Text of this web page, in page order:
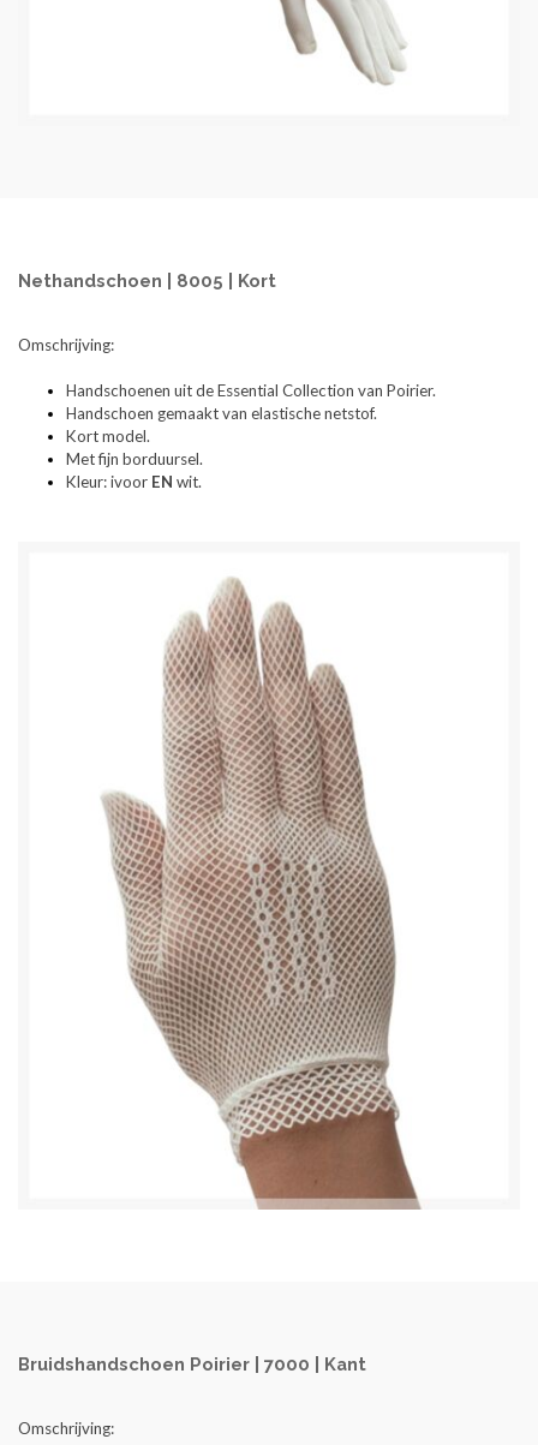
Nethandschoen | 8005 | Kort
Omschrijving:
Handschoenen uit de Essential Collection van Poirier.
Handschoen gemaakt van elastische netstof.
Kort model.
Met fijn borduursel.
Kleur: ivoor EN wit.
Bruidshandschoen Poirier | 7000 | Kant
Omschrijving: